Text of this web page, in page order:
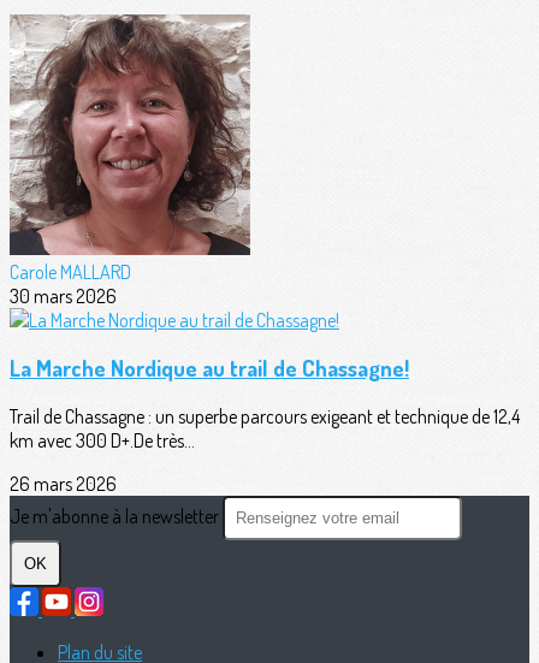
Carole MALLARD
30 mars 2026
La Marche Nordique au trail de Chassagne!
Trail de Chassagne : un superbe parcours exigeant et technique de 12,4
km avec 300 D+.De très...
26 mars 2026
Je m'abonne à la newsletter
OK
Plan du site